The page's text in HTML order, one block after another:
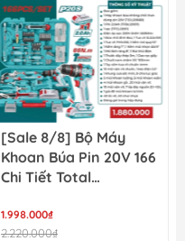
[Sale 8/8] Bộ Máy
Khoan Búa Pin 20V 166
Chi Tiết Total
THKTHP41667
1.998.000₫
2.220.000₫